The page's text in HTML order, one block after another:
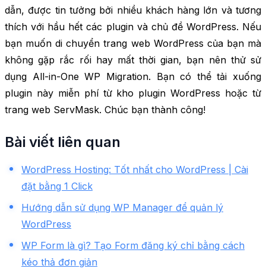
dẫn, được tin tưởng bởi nhiều khách hàng lớn và tương
thích với hầu hết các plugin và chủ đề WordPress. Nếu
bạn muốn di chuyển trang web WordPress của bạn mà
không gặp rắc rối hay mất thời gian, bạn nên thử sử
dụng All-in-One WP Migration. Bạn có thể tải xuống
plugin này miễn phí từ kho plugin WordPress hoặc từ
trang web ServMask. Chúc bạn thành công!
Bài viết liên quan
WordPress Hosting: Tốt nhất cho WordPress | Cài
đặt bằng 1 Click
Hướng dẫn sử dụng WP Manager để quản lý
WordPress
WP Form là gì? Tạo Form đăng ký chỉ bằng cách
kéo thả đơn giản